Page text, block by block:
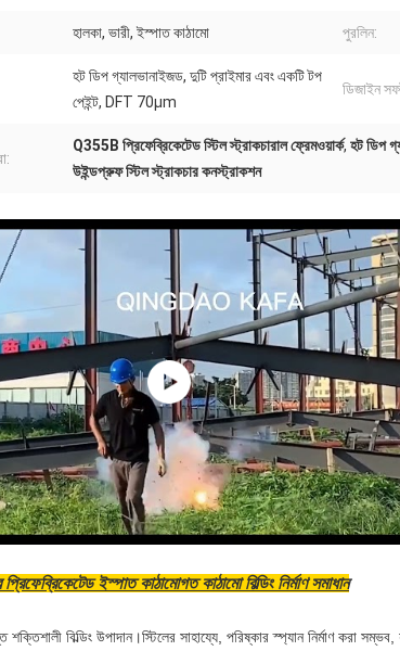
হালকা, ভারী, ইস্পাত কাঠামো পুরলিন:
হট ডিপ গ্যালভানাইজড, দুটি প্রাইমার এবং একটি টপ
পেইন্ট, DFT 70μm
ডিজাইন
Q355B প্রিফেব্রিকেটেড স্টিল স্ট্রাকচারাল ফ্রেমওয়ার্ক, হট ডিপ
উইন্ডপ্রুফ স্টিল স্ট্রাকচার কনস্ট্রাকশন
ইস্পাত কাঠামোগত কাঠামো বিল্ডিং নির্মাণ সমাধান
বিল্ডিং উপাদান।স্টিলের সাহায্যে, পরিষ্কার স্প্যান নির্মাণ করা